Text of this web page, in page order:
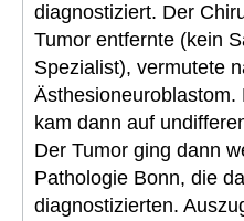
diagnostiziert. Der
Tumor entfernte (kein
Spezialist), vermutete
Ästhesioneuroblastom.
kam dann auf
Der Tumor ging dann
Pathologie Bonn, die
diagnostizierten.